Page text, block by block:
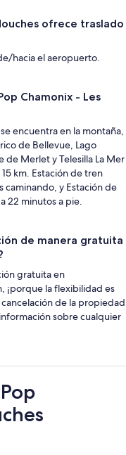
ofrece traslado
hacia el aeropuerto.
Chamonix - Les
encuentra en la montaña,
de Bellevue, Lago
de Merlet y Telesilla La Mer
km. Estación de tren
caminando, y Estación de
22 minutos a pie.
de manera gratuita
gratuita en
¡porque la flexibilidad es
de la propiedad
sobre cualquier